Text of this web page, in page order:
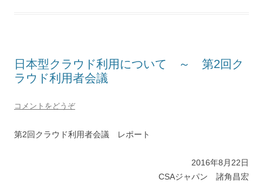
日本型クラウド利用について ～ 第2回ク
ラウド利用者会議
コメントをどうぞ
第2回クラウド利用者会議 レポート
2016年8月22日
CSAジャパン 諸角昌宏